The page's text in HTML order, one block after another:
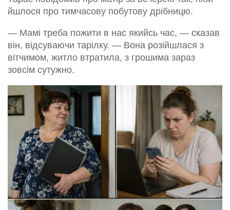
йшлося про тимчасову побутову дрібницю.
— Мамі треба пожити в нас якийсь час, — сказав
він, відсуваючи тарілку. — Вона розійшлася з
вітчимом, житло втратила, з грошима зараз
зовсім сутужно.